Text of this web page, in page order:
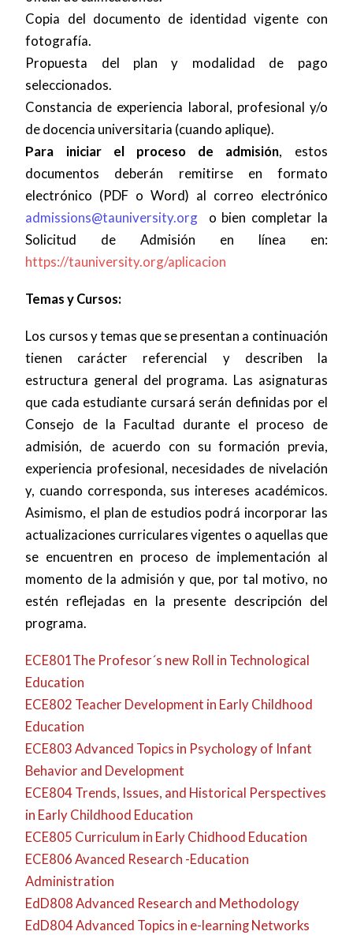
Copia del documento de identidad vigente con
fotografía.
Propuesta del plan y modalidad de pago
seleccionados.
Constancia de experiencia laboral, profesional y/o
de docencia universitaria (cuando aplique).
Para iniciar el proceso de admisión, estos
documentos deberán remitirse en formato
electrónico (PDF o Word) al correo electrónico
admissions@tauniversity.org
o bien completar la
Solicitud de Admisión en línea en:
https://tauniversity.org/aplicacion
Temas y Cursos:
Los cursos y temas que se presentan a continuación
tienen carácter referencial y describen la
estructura general del programa. Las asignaturas
que cada estudiante cursará serán definidas por el
Consejo de la Facultad durante el proceso de
admisión, de acuerdo con su formación previa,
experiencia profesional, necesidades de nivelación
y, cuando corresponda, sus intereses académicos.
Asimismo, el plan de estudios podrá incorporar las
actualizaciones curriculares vigentes o aquellas que
se encuentren en proceso de implementación al
momento de la admisión y que, por tal motivo, no
estén reflejadas en la presente descripción del
programa.
ECE801The Profesor´s new Roll in Technological
Education
ECE802 Teacher Development in Early Childhood
Education
ECE803 Advanced Topics in Psychology of Infant
Behavior and Development
ECE804 Trends, Issues, and Historical Perspectives
in Early Childhood Education
ECE805 Curriculum in Early Chidhood Education
ECE806 Avanced Research -Education
Administration
EdD808 Advanced Research and Methodology
EdD804 Advanced Topics in e-learning Networks